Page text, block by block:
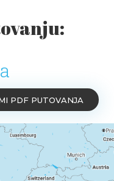
PDF PUTOVANJA